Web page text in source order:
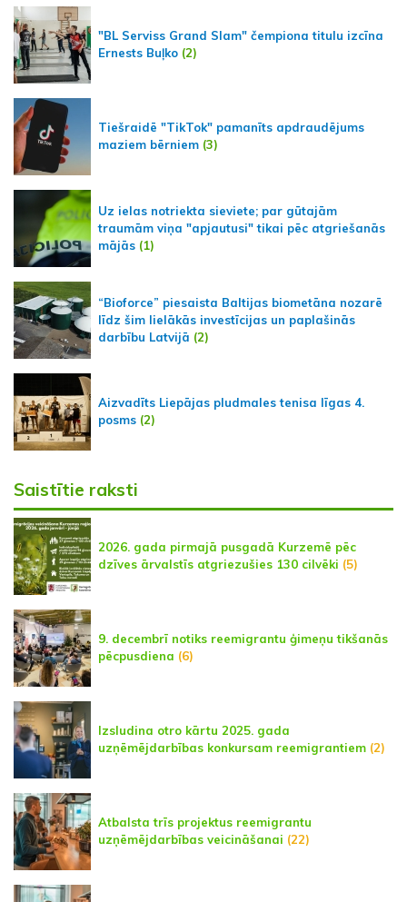
"BL Serviss Grand Slam" čempiona titulu izcīna
Ernests Buļko (2)
Tiešraidē "TikTok" pamanīts apdraudējums
maziem bērniem (3)
Uz ielas notriekta sieviete; par gūtajām
traumām viņa "apjautusi" tikai pēc atgriešanās
mājās (1)
“Bioforce” piesaista Baltijas biometāna nozarē
līdz šim lielākās investīcijas un paplašinās
darbību Latvijā (2)
Aizvadīts Liepājas pludmales tenisa līgas 4.
posms (2)
Saistītie raksti
2026. gada pirmajā pusgadā Kurzemē pēc
dzīves ārvalstīs atgriezušies 130 cilvēki (5)
9. decembrī notiks reemigrantu ģimeņu tikšanās
pēcpusdiena (6)
Izsludina otro kārtu 2025. gada
uzņēmējdarbības konkursam reemigrantiem (2)
Atbalsta trīs projektus reemigrantu
uzņēmējdarbības veicināšanai (22)